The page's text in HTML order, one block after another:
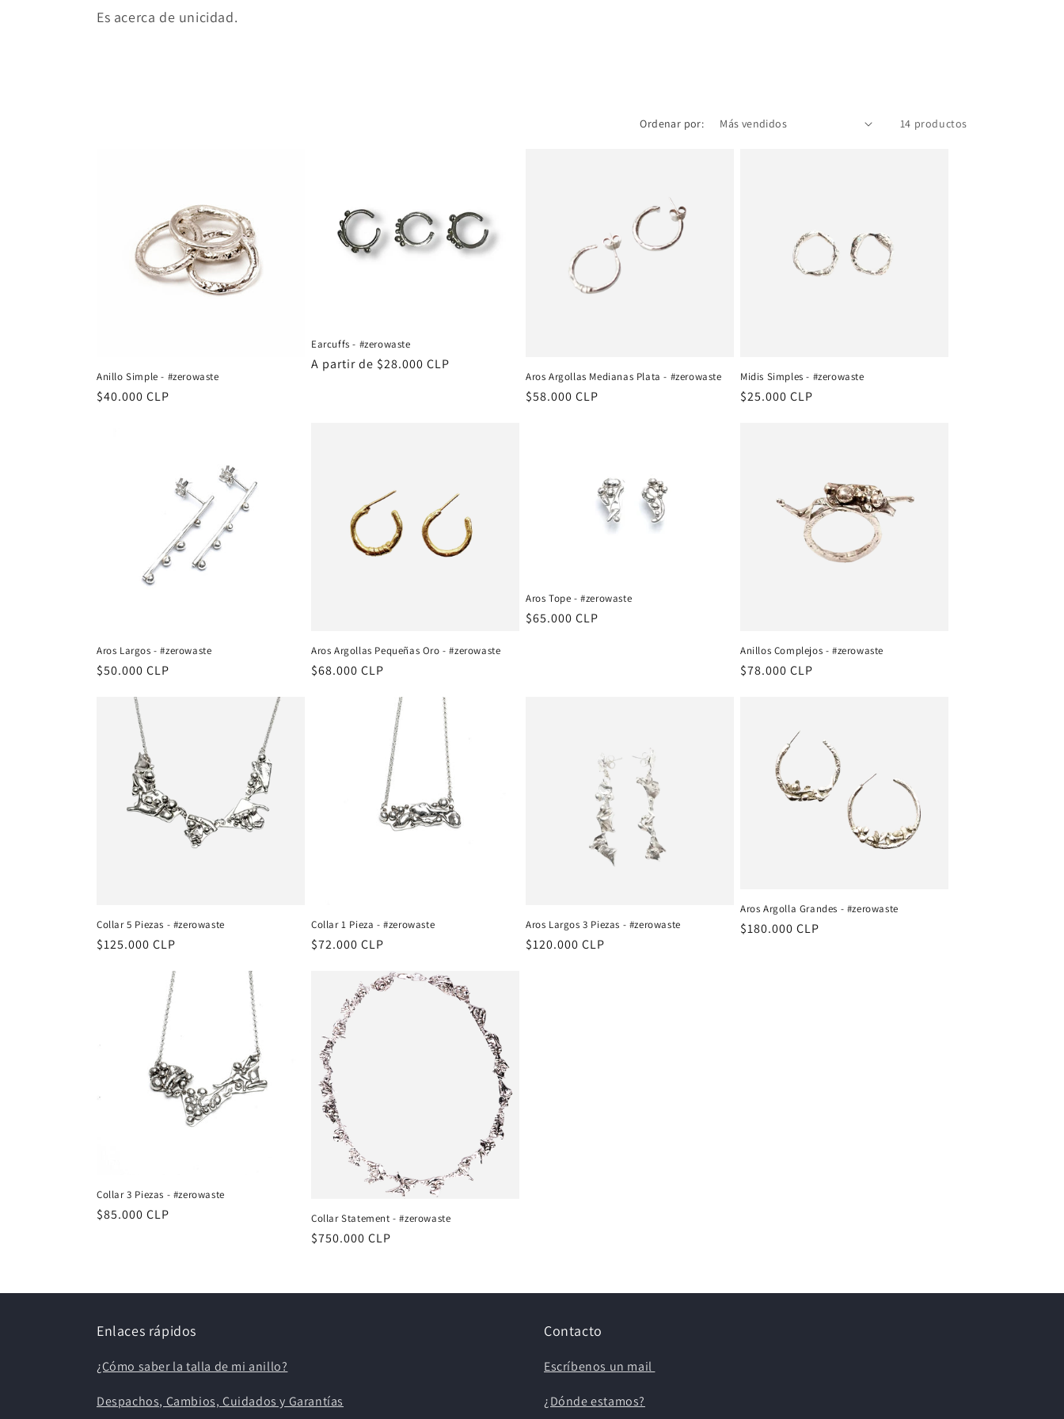
i
Es acerca de unicidad.
Ordenar por: 14 productos
Anillo Simple - #zerowaste
Precio
$40.000 CLP
Earcuffs - #zerowaste
Precio
A partir de $28.000 CLP
Aros Argollas Medianas Plata - #zerowaste
Precio
$58.000 CLP
Midis Simples - #zerowaste
Precio
$25.000 CLP
Aros Largos - #zerowaste
Precio
$50.000 CLP
Aros Argollas Pequeñas Oro - #zerowaste
Precio
$68.000 CLP
Aros Tope - #zerowaste
Precio
$65.000 CLP
Anillos Complejos - #zerowaste
Precio
$78.000 CLP
Collar 5 Piezas - #zerowaste
Precio
$125.000 CLP
Collar 1 Pieza - #zerowaste
Precio
$72.000 CLP
Aros Largos 3 Piezas - #zerowaste
Precio
$120.000 CLP
Aros Argolla Grandes - #zerowaste
Precio
$180.000 CLP
Collar 3 Piezas - #zerowaste
Precio
$85.000 CLP Collar Statement - #zerowaste
Precio
$750.000 CLP
Enlaces rápidos
¿Cómo saber la talla de mi anillo?
Despachos, Cambios, Cuidados y Garantías
Contacto
Escríbenos un mail
¿Dónde estamos?